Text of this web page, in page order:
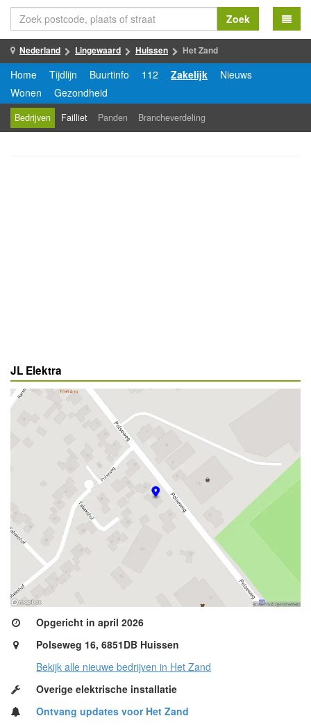
Zoek
Nederland Lingewaard Huissen Het Zand
Home Tijdlijn Buurtinfo 112 Zakelijk
Nieuws
Wonen
Gezondheid
Bedrijven Failliet Panden Brancheverdeling
JL Elektra
Opgericht in april 2026
Polseweg 16, 6851DB Huissen
Bekijk alle nieuwe bedrijven in Het Zand
Overige elektrische installatie
Ontvang updates voor Het Zand